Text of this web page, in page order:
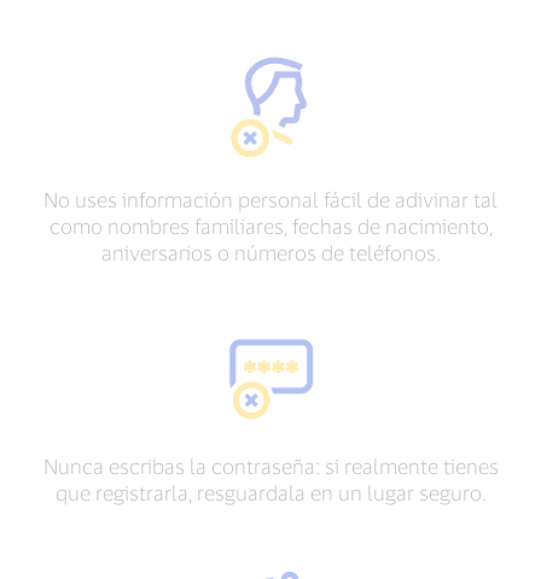
No uses información personal fácil de adivinar tal
como nombres familiares, fechas de nacimiento,
aniversarios o números de teléfonos.
Nunca escribas la contraseña: si realmente tienes
que registrarla, resguardala en un lugar seguro.